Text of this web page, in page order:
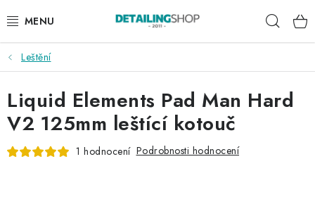
na
AKCE
NOVINKY
EXTERIÉR
Leštění
Liquid Elements Pad Man Hard
V2 125mm leštící kotouč
1 hodnocení Podrobnosti hodnocení